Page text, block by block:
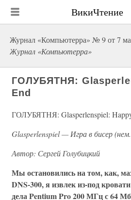
ВикиЧтение
Журнал «Компьютерра» № 9 от 7
Журнал «Компьютерра»
ГОЛУБЯТНЯ:
End
ГОЛУБЯТНЯ: Glasperlenspiel:
Glasperlenspiel — Игра в бисер
Автор: Сергей Голубицкий
Мы остановились на том, как,
DNS-300, я извлек из-под
дела Pentium Pro 200 МГц с 64